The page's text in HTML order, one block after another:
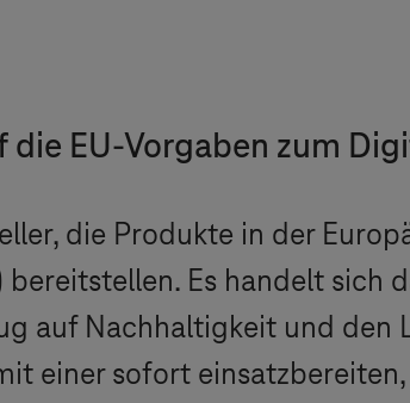
die EU-Vorgaben zum
die Produkte in der
bereitstellen. Es handelt sich
auf Nachhaltigkeit und den
einer sofort